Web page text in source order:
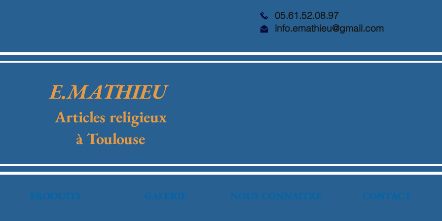
05.61.52.08.97
info.emathieu@gmail.com
E.MATHIEU
Articles religieux
à Toulouse
PRODUITS GALERIE NOUS CONNAITRE CONTACT